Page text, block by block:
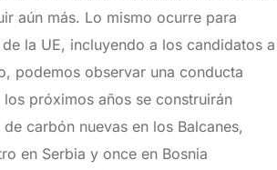
aún más. Lo mismo ocurre para
de la UE, incluyendo a los candidatos a
podemos observar una conducta
los próximos años se construirán
carbón nuevas en los Balcanes,
en Serbia y once en Bosnia